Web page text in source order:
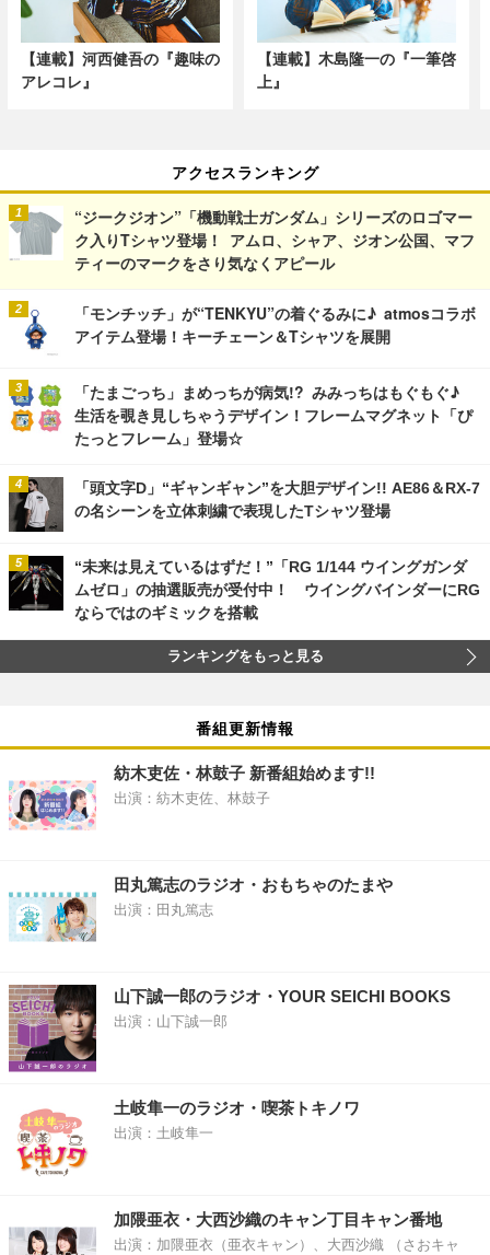
【連載】河西健吾の『趣味の
アレコレ』
【連載】木島隆一の『一筆啓
上』
アクセスランキング
“ジークジオン”「機動戦士ガンダム」シリーズのロゴマー
ク入りTシャツ登場！ アムロ、シャア、ジオン公国、マフ
ティーのマークをさり気なくアピール
「モンチッチ」が“TENKYU”の着ぐるみに♪ atmosコラボ
アイテム登場！キーチェーン＆Tシャツを展開
「たまごっち」まめっちが病気!? みみっちはもぐもぐ♪
生活を覗き見しちゃうデザイン！フレームマグネット「ぴ
たっとフレーム」登場☆
「頭文字D」“ギャンギャン”を大胆デザイン!! AE86＆RX-7
の名シーンを立体刺繍で表現したTシャツ登場
“未来は見えているはずだ！”「RG 1/144 ウイングガンダ
ムゼロ」の抽選販売が受付中！ ウイングバインダーにRG
ならではのギミックを搭載
ランキングをもっと見る
番組更新情報
紡木吏佐・林鼓子 新番組始めます!!
出演：紡木吏佐、林鼓子
田丸篤志のラジオ・おもちゃのたまや
出演：田丸篤志
山下誠一郎のラジオ・YOUR SEICHI BOOKS
出演：山下誠一郎
土岐隼一のラジオ・喫茶トキノワ
出演：土岐隼一
加隈亜衣・大西沙織のキャン丁目キャン番地
出演：加隈亜衣（亜衣キャン）、大西沙織 （さおキャ